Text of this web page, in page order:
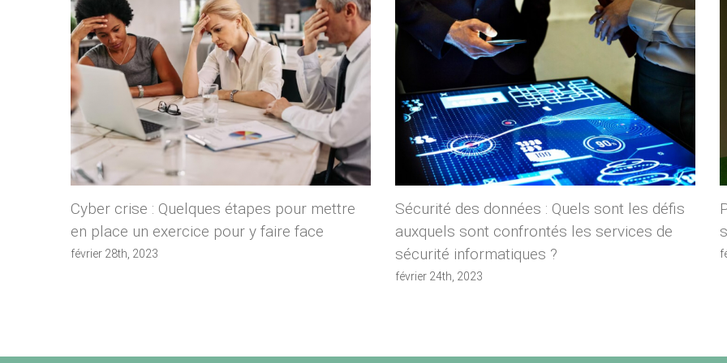
Cyber crise : Quelques étapes pour mettre
en place un exercice pour y faire face
février 28th, 2023
Sécurité des données : Quels sont les défis
auxquels sont confrontés les services de
sécurité informatiques ?
février 24th, 2023